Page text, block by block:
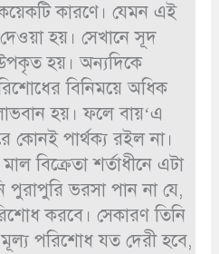
কারণে। যেমন এই
হয়। সেখানে সূদ
উপকৃত হয়। অন্যদিকে
বিনিময়ে অধিক
হয়। ফলে বায়‘এ
কোনই পার্থক্য রইল না।
বিক্রেতা শর্তাধীনে এটা
পুরাপুরি ভরসা পান না যে,
করবে। সেকারণ তিনি
পরিশোধ যত দেরী হবে,